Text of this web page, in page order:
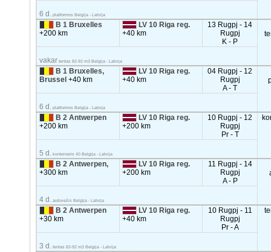
6 d. platformos Belgija - Latvija
B 1 Bruxelles
+200 km
LV 10 Riga reg.
+40 km
13 Rugpj - 14
Rugpj
K - P
vakar tentas 82-92 m3 Belgija - Latvija
B 1 Bruxelles,
Brussel+40 km
LV 10 Riga reg.
+40 km
04 Rugpj - 12
Rugpj
A - T
6 d. platformos Belgija - Latvija
B 2 Antwerpen
+200 km
LV 10 Riga reg.
+200 km
10 Rugpj - 12
Rugpj
Pr - T
5 d. konteineris 40 Belgija - Latvija
B 2 Antwerpen,
+300 km
LV 10 Riga reg.
+200 km
11 Rugpj - 14
Rugpj
A - P
4 d. autovežis Belgija - Latvija
B 2 Antwerpen
+30 km
LV 10 Riga reg.
+40 km
10 Rugpj - 11
Rugpj
Pr - A
3 d. tentas 82-92 m3 Belgija - Latvija